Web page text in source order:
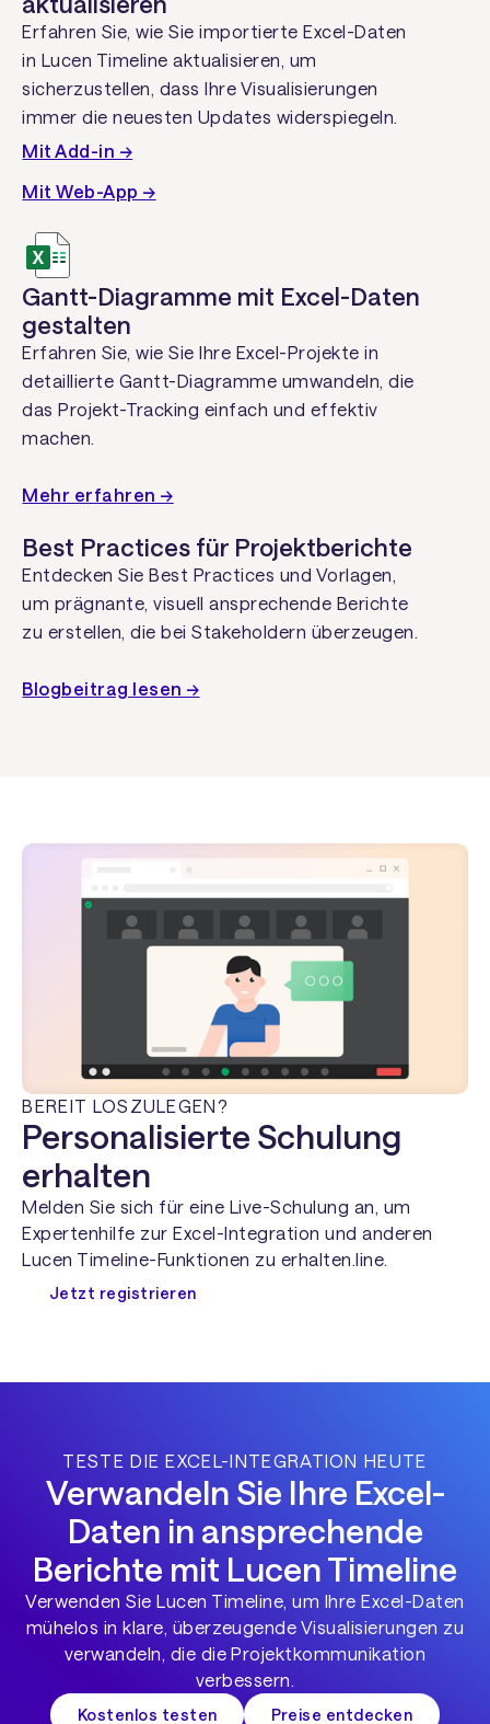
Erfahren Sie, wie Sie importierte Excel-Daten
in Lucen Timeline aktualisieren, um
sicherzustellen, dass Ihre Visualisierungen
immer die neuesten Updates widerspiegeln.
Mit Add-in →
Mit Web-App →
Gantt-Diagramme mit Excel-Daten
gestalten
Erfahren Sie, wie Sie Ihre Excel-Projekte in
detaillierte Gantt-Diagramme umwandeln, die
das Projekt-Tracking einfach und effektiv
machen.
Mehr erfahren →
Best Practices für Projektberichte
Entdecken Sie Best Practices und Vorlagen,
um prägnante, visuell ansprechende Berichte
zu erstellen, die bei Stakeholdern überzeugen.
Blogbeitrag lesen →
BEREIT LOSZULEGEN?
Personalisierte Schulung
erhalten
Melden Sie sich für eine Live-Schulung an, um
Expertenhilfe zur Excel-Integration und anderen
Lucen Timeline-Funktionen zu erhalten.line.
Jetzt registrieren
TESTE DIE EXCEL-INTEGRATION HEUTE
Verwandeln Sie Ihre Excel-
Daten in ansprechende
Berichte mit Lucen Timeline
Verwenden Sie Lucen Timeline, um Ihre Excel-Daten
mühelos in klare, überzeugende Visualisierungen zu
verwandeln, die die Projektkommunikation
verbessern.
Kostenlos testen Preise entdecken